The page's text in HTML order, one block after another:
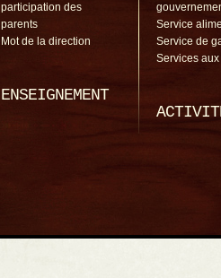
participation des
parents
Mot de la direction
ENSEIGNEMENT
Service
Service de
Services